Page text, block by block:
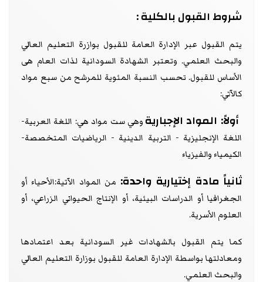
شروط القبول بالكلية :
يتم القبول عبر الإدارة العامة للقبول بوازرة التعليم العالي
والبحث العلمي. وتعتبر الشهادة السودانية لذات العام هى
الأساس للقبول. تحسب النسبة المئوية للمرشح من سبع مواد
كالآتي:
أولاً: المواد الإجبارية وهي ست مواد هي: اللغة العربية-
اللغة الإنجليزية - التربية الدينية - الرياضيات المتخصصة-
الكيمياء والفيزياء
ثانياً مادة إختيارية واحدة: من المواد الآتية:الأحياء أو
الجغرافيا أو الدراسات البيئية، أو الإنتاج الحيواني الزراعي، أو
العلوم الأسرية.
كما يتم القبول بالشهادات غير السودانية بعد اعتمادها
ومعادلتها بواسطة الإدارة العامة للقبول بوزارة التعليم العالي
والبحث العلمي.